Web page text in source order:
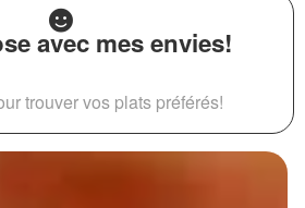
avec mes envies!
trouver vos plats préférés!